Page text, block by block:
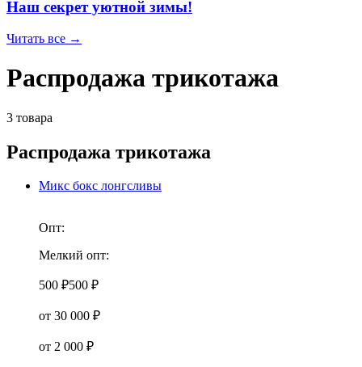
Наш секрет уютной зимы!
Читать все →
Распродажа трикотажа
3 товара
Распродажа трикотажа
Микс бокс лонгсливы
Опт:
Мелкий опт:
500 ₽500 ₽
от 30 000 ₽
от 2 000 ₽